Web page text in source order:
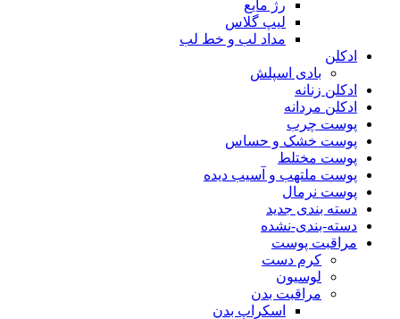
رژ مایع
لیپ گلاس
مداد لب و خط لب
ادکلن
بادی اسپلش
ادکلن زنانه
ادکلن مردانه
پوست چرب
پوست خشک و حساس
پوست مختلط
پوست ملتهب و آسیب دیده
پوست نرمال
دسته بندی جدید
دسته-بندی-نشده
مراقبت پوست
کرم دست
لوسیون
مراقبت بدن
اسکراپ بدن